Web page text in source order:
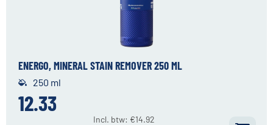
ENERGO, MINERAL STAIN REMOVER 250 ML
250 ml
12.33
Incl. btw: €14.92